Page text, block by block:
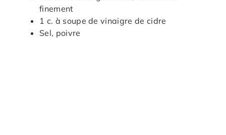
finement
1 c. à soupe de vinaigre de cidre
Sel, poivre